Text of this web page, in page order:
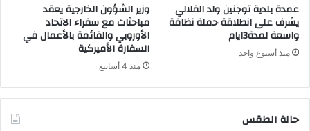
عمدة بلدية توجنين ولد الفلالي
يشرف على انطلاقة حملة نظافة
واسعة لمدة3ايام
منذ أسبوع واحد
وزير الشؤون الخارجية يعقد
مباحثات مع سفراء الاتحاد
الأوروبي والقائمة بالأعمال في
السفارة الأميركية
منذ 4 أسابيع
حالة الطقس